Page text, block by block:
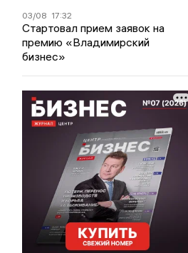
03/08 17:32
Стартовал прием заявок на
премию «Владимирский
бизнес»